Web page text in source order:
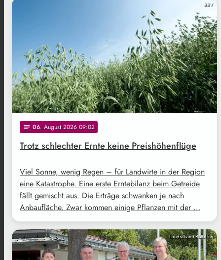
BBV
notes 06. August 2026 09:02
Trotz schlechter Ernte keine Preishöhenflüge
Viel Sonne, wenig Regen – für Landwirte in der Region
eine Katastrophe. Eine erste Erntebilanz beim Getreide
fällt gemischt aus. Die Erträge schwanken je nach
Anbaufläche. Zwar kommen einige Pflanzen mit der …
Landratsamt Rottal-Inn